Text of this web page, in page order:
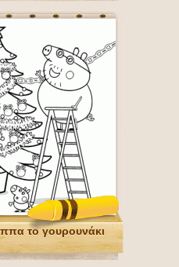
το γουρουνάκι